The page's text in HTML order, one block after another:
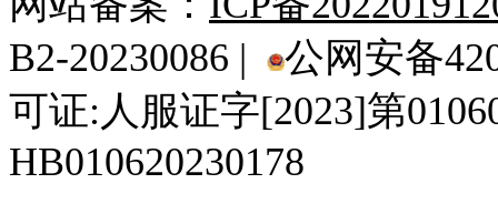
B2-20230086 |
公网安备
可证:人服证字[2023]第
HB010620230178